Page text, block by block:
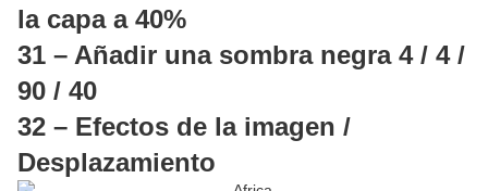
la capa a 40%
31 – Añadir una sombra negra 4 / 4 /
90 / 40
32 – Efectos de la imagen /
Desplazamiento